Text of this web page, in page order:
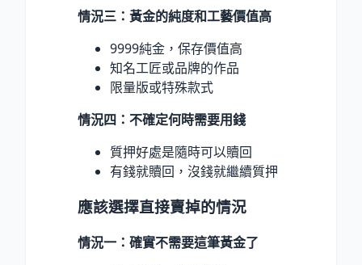
情況三：黃金的純度和工藝價值高
9999純金，保存價值高
知名工匠或品牌的作品
限量版或特殊款式
情況四：不確定何時需要用錢
質押好處是隨時可以贖回
有錢就贖回，沒錢就繼續質押
應該選擇直接賣掉的情況
情況一：確實不需要這筆黃金了